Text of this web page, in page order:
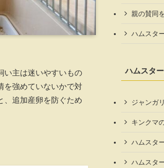
い主は迷いやすいもの
を強めていないかで対
、追加産卵を防ぐため
親の賛同
ハムスタ
ハムスタ
ジャンガ
キンクマ
ハムスタ
ハムスタ